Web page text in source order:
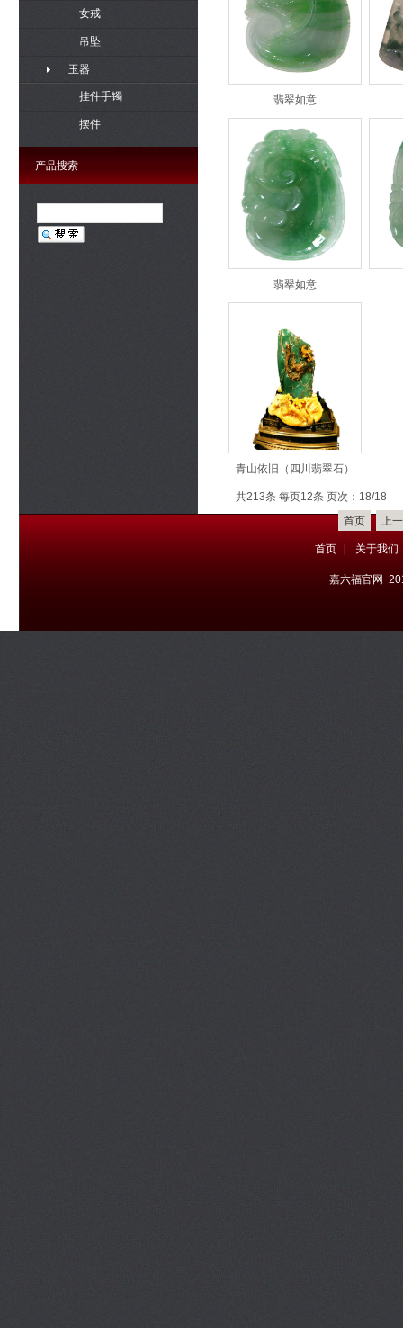
产品搜索
翡翠如意
翡翠如意
青山依旧（四川翡翠石）
共213条 每页12条 页次：18/18
首页
上
女戒
吊坠
玉器
挂件手镯
摆件
首页 关于我们
嘉六福官网